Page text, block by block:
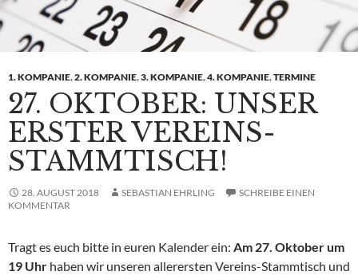
1. KOMPANIE,2. KOMPANIE,3. KOMPANIE,4. KOMPANIE,TERMINE
27. OKTOBER: UNSER
ERSTER VEREINS-
STAMMTISCH!
28. AUGUST 2018 SEBASTIAN EHRLING
SCHREIBE EINEN
KOMMENTAR
Tragt es euch bitte in euren Kalender ein: Am 27. Oktober um
19 Uhr haben wir unseren allerersten Vereins-Stammtisch und